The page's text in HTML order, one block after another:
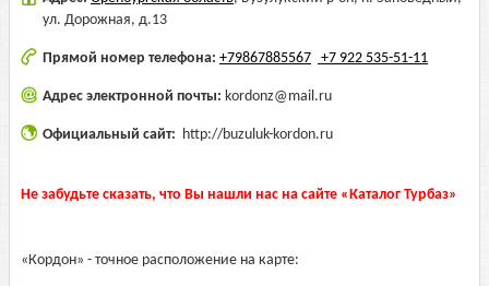
ул. Дорожная, д.13
Прямой номер телефона: +79867885567 +7 922 535-51-11
Адрес электронной почты: kordonz@mail.ru
Официальный сайт: http://buzuluk-kordon.ru
Не забудьте сказать, что Вы нашли нас на сайте «Каталог Турбаз»
«Кордон» - точное расположение на карте: